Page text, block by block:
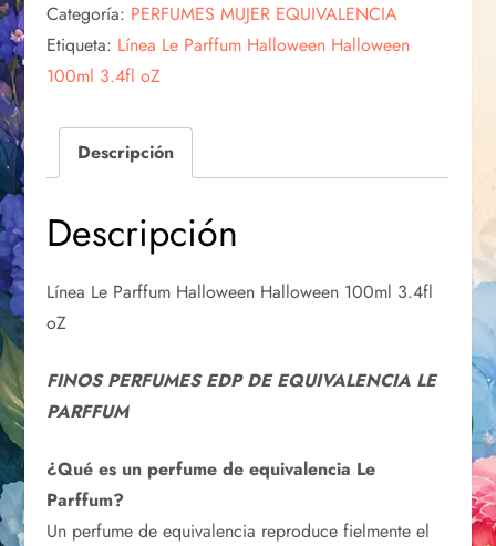
Categoría: PERFUMES MUJER EQUIVALENCIA
Etiqueta: Línea Le Parffum Halloween Halloween
100ml 3.4fl oZ
Descripción
Descripción
Línea Le Parffum Halloween Halloween 100ml 3.4fl
oZ
FINOS PERFUMES EDP DE EQUIVALENCIA LE
PARFFUM
¿Qué es un perfume de equivalencia Le
Parffum?
Un perfume de equivalencia reproduce fielmente el